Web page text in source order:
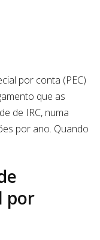
por conta (PEC)
que as
de IRC, numa
por ano. Quando
por